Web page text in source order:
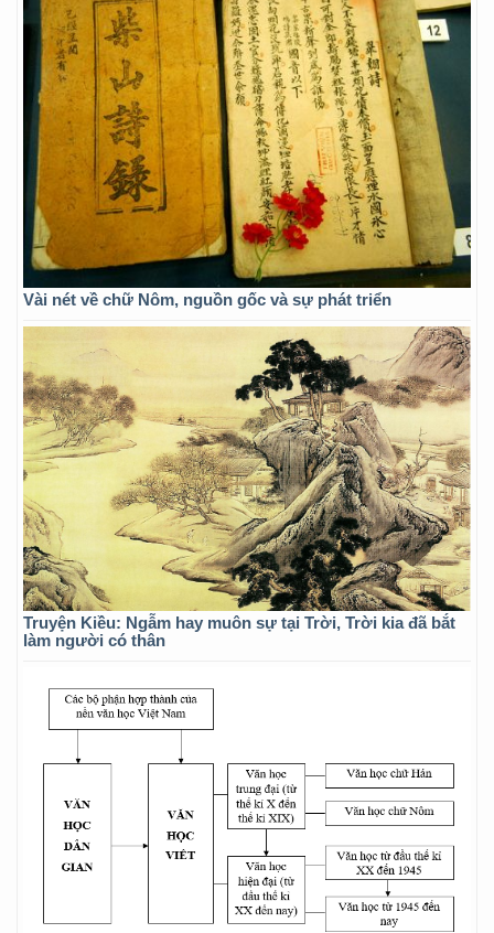
Vài nét về chữ Nôm, nguồn gốc và sự phát triển
Truyện Kiều: Ngẫm hay muôn sự tại Trời, Trời kia đã bắt
làm người có thân